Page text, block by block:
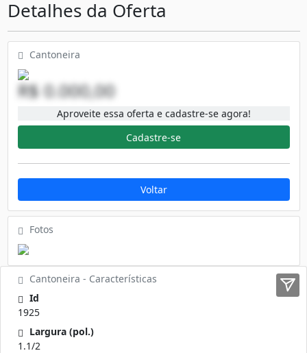
Detalhes da Oferta
Cantoneira
R$ 0.000,00
Aproveite essa oferta e cadastre-se agora!
Cadastre-se
Voltar
Fotos
Cantoneira - Características
Id
1925
Largura (pol.)
1.1/2